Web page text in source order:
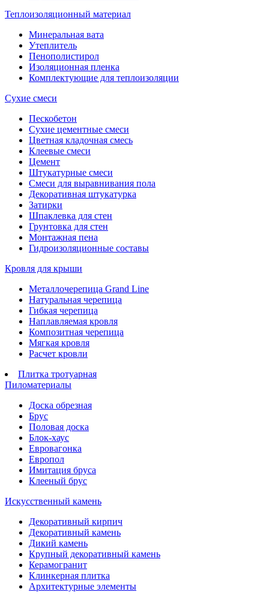
Теплоизоляционный материал
Минеральная вата
Утеплитель
Пенополистирол
Изоляционная пленка
Комплектующие для теплоизоляции
Сухие смеси
Пескобетон
Сухие цементные смеси
Цветная кладочная смесь
Клеевые смеси
Цемент
Штукатурные смеси
Смеси для выравнивания пола
Декоративная штукатурка
Затирки
Шпаклевка для стен
Грунтовка для стен
Монтажная пена
Гидроизоляционные составы
Кровля для крыши
Металлочерепица Grand Line
Натуральная черепица
Гибкая черепица
Наплавляемая кровля
Композитная черепица
Мягкая кровля
Расчет кровли
Плитка тротуарная
Пиломатериалы
Доска обрезная
Брус
Половая доска
Блок-хаус
Евровагонка
Европол
Имитация бруса
Клееный брус
Искусственный камень
Декоративный кирпич
Декоративный камень
Дикий камень
Крупный декоративный камень
Керамогранит
Клинкерная плитка
Архитектурные элементы